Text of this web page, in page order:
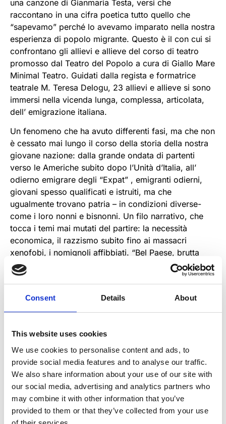
Consent Details About
This website uses cookies
We use cookies to personalise content and ads, to
provide social media features and to analyse our traffic.
We also share information about your use of our site with
our social media, advertising and analytics partners who
may combine it with other information that you’ve
provided to them or that they’ve collected from your use
una canzone di Gianmaria Testa, versi che
raccontano in una cifra poetica tutto quello che
“sapevamo” perché lo avevamo imparato nella nostra
esperienza di popolo migrante. Questo è il con cui si
confrontano gli allievi e allieve del corso di teatro
promosso dal Teatro del Popolo a cura di Giallo Mare
Minimal Teatro. Guidati dalla regista e formatrice
teatrale M. Teresa Delogu, 23 allievi e allieve si sono
immersi nella vicenda lunga, complessa, articolata,
dell’ emigrazione italiana.
Un fenomeno che ha avuto differenti fasi, ma che non
è cessato mai lungo il corso della storia della nostra
giovane nazione: dalla grande ondata di partenti
verso le Americhe subito dopo l’Unità d’Italia, all’
odierno emigrare degli “Expat” , emigranti odierni,
giovani spesso qualificati e istruiti, ma che
ugualmente trovano patria – in condizioni diverse-
come i loro nonni e bisnonni. Un filo narrativo, che
tocca i temi mai mutati del partire: la necessità
economica, il razzismo subito fino ai massacri
xenofobi, i nomignoli affibbiati. “Bel Paese, brutta
gente” , questo dicevano degli Italiani…nomèa che ci
ha accompagnato a lungo.
Siamo stati trafficanti di esseri umani, abbiamo fatto
bianchi. Lo sapevamo, appunto, cosa c’era dentro
quella enorme massa – calcolata in circa 30 milioni di
persone- che ha lasciato il Paese in poco più di 150
anni. Riflettere sulla nostra emigrazione, ora che il
tema migranti è sotto la lente quotidiana, può essere
uno spunto per inquadrare in un’ ottica più
consapevole un fenomeno complesso e che non si
presta a facili e superficiali soluzioni.